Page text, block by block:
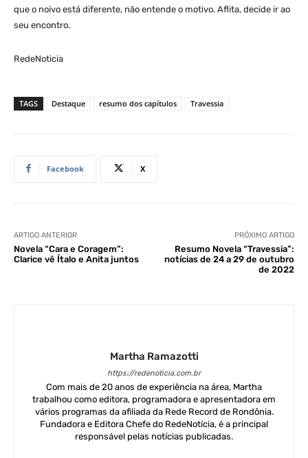
que o noivo está diferente, não entende o motivo. Aflita, decide ir ao
seu encontro.
RedeNoticia
TAGS Destaque resumo dos capítulos Travessia
Facebook X
ARTIGO ANTERIOR
Novela “Cara e Coragem”:
Clarice vê Ítalo e Anita juntos
PRÓXIMO ARTIGO
Resumo Novela “Travessia”:
notícias de 24 a 29 de outubro
de 2022
Martha Ramazotti
https://redenoticia.com.br
Com mais de 20 anos de experiência na área, Martha
trabalhou como editora, programadora e apresentadora em
vários programas da afiliada da Rede Record de Rondônia.
Fundadora e Editora Chefe do RedeNotícia, é a principal
responsável pelas notícias publicadas.